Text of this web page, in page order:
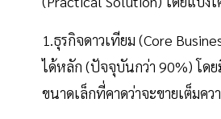
1.ธุรกิจดาวเทียม (Core
ได้หลัก (ปัจจุบันกว่า 90%) โดย
ขนาดเล็กที่คาดว่าจะขายเต็มค